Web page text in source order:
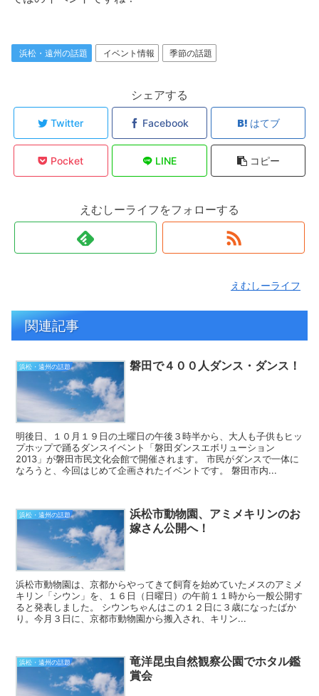
浜松・遠州の話題 イベント情報 季節の話題
シェアする
Twitter Facebook はてブ
Pocket LINE コピー
えむしーライフをフォローする
えむしーライフ
関連記事
浜松・遠州の話題 磐田で４００人ダンス・ダンス！
明後日、１０月１９日の土曜日の午後３時半から、大人も子供もヒッ
プホップで踊るダンスイベント「磐田ダンスエボリューション
2013」が磐田市民文化会館で開催されます。 市民がダンスで一体に
なろうと、今回はじめて企画されたイベントです。 磐田市内...
浜松・遠州の話題
浜松市動物園、アミメキリンのお
嫁さん公開へ！
浜松市動物園は、京都からやってきて飼育を始めていたメスのアミメ
キリン「シウン」を、１６日（日曜日）の午前１１時から一般公開す
ると発表しました。 シウンちゃんはこの１２日に３歳になったばか
り。今月３日に、京都市動物園から搬入され、キリン...
浜松・遠州の話題
竜洋昆虫自然観察公園でホタル鑑
賞会